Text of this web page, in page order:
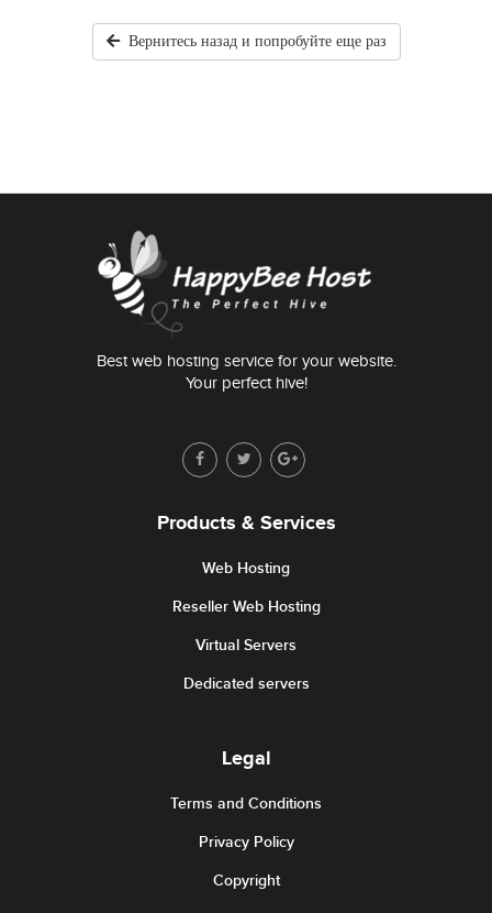
Вернитесь назад и попробуйте еще раз
Best web hosting service for your website.
Your perfect hive!
Products & Services
Web Hosting
Reseller Web Hosting
Virtual Servers
Dedicated servers
Legal
Terms and Conditions
Privacy Policy
Copyright